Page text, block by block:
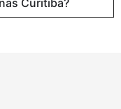
Curitiba?